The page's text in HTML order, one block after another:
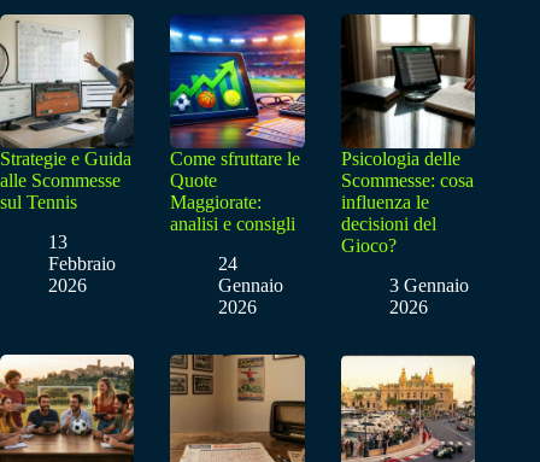
Strategie e Guida
alle Scommesse
sul Tennis
13
Febbraio
2026
Come sfruttare le
Quote
Maggiorate:
analisi e consigli
24
Gennaio
2026
Psicologia delle
Scommesse: cosa
influenza le
decisioni del
Gioco?
3 Gennaio
2026